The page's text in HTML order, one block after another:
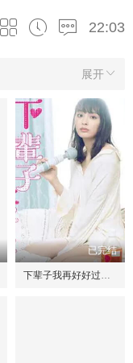
22:03
展开
已完结
下辈子我再好好过第一季